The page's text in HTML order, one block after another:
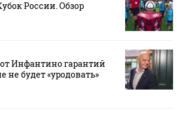
России. Обзор
Инфантино гарантий
не будет «уродовать»